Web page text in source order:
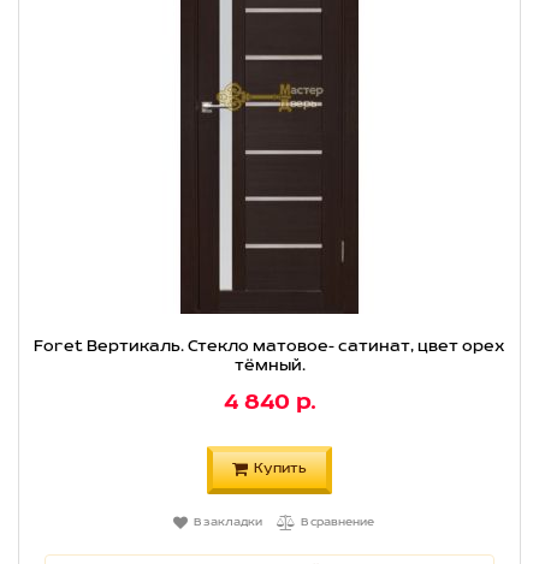
Foret Вертикаль. Стекло матовое- сатинат, цвет орех
тёмный.
4 840 р.
Купить
В закладки В сравнение